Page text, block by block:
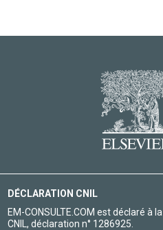
DÉCLARATION CNIL
EM-CONSULTE.COM est déclaré à la
CNIL, déclaration n° 1286925.